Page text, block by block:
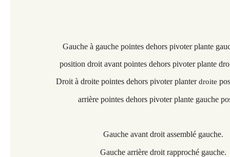
Gauche à gauche pointes dehors pivoter plante
position droit avant pointes dehors pivoter plante
Droit à droite pointes dehors pivoter planterdroite
arrière pointes dehors pivoter plante gauche
Gauche avant droit assemblé gauche.
Gauche arrière droit rapproché gauche.